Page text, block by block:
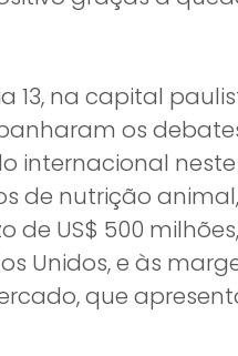
13, na capital
os
internacional
de nutrição
US$ 500
Unidos, e às
que